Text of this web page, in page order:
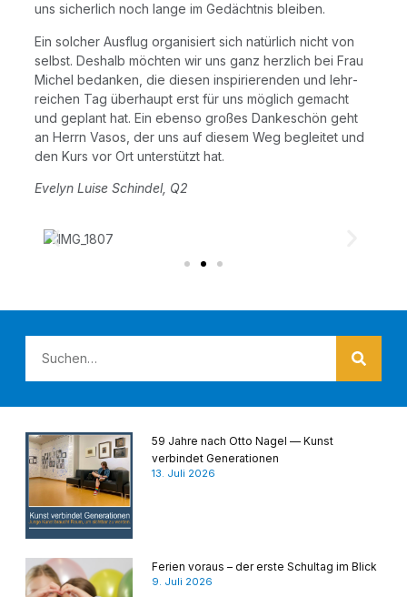
uns sicher­lich noch lan­ge im Gedächt­nis bleiben.
Ein sol­cher Aus­flug orga­ni­siert sich natür­lich nicht von
selbst. Des­halb möch­ten wir uns ganz herz­lich bei Frau
Michel bedan­ken, die die­sen inspi­rie­ren­den und lehr­
rei­chen Tag über­haupt erst für uns mög­lich gemacht
und geplant hat. Ein eben­so gro­ßes Dan­ke­schön geht
an Herrn Vasos, der uns auf die­sem Weg beglei­tet und
den Kurs vor Ort unter­stützt hat.
Eve­lyn Lui­se Schin­del, Q2
59 Jahre nach Otto Nagel — Kunst
verbindet Generationen
13. Juli 2026
Ferien voraus – der erste Schultag im Blick
9. Juli 2026